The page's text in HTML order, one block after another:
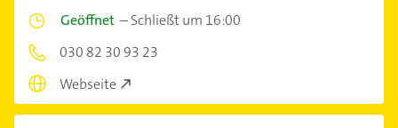
Geöffnet –Schließt um 16:00
030 82 30 93 23
Webseite